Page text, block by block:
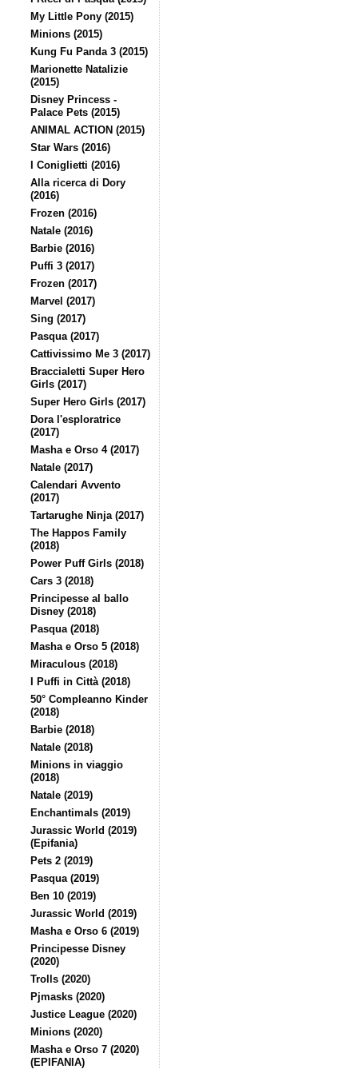
My Little Pony (2015)
Minions (2015)
Kung Fu Panda 3 (2015)
Marionette Natalizie
(2015)
Disney Princess -
Palace Pets (2015)
ANIMAL ACTION (2015)
Star Wars (2016)
I Coniglietti (2016)
Alla ricerca di Dory
(2016)
Frozen (2016)
Natale (2016)
Barbie (2016)
Puffi 3 (2017)
Frozen (2017)
Marvel (2017)
Sing (2017)
Pasqua (2017)
Cattivissimo Me 3 (2017)
Braccialetti Super Hero
Girls (2017)
Super Hero Girls (2017)
Dora l'esploratrice
(2017)
Masha e Orso 4 (2017)
Natale (2017)
Calendari Avvento
(2017)
Tartarughe Ninja (2017)
The Happos Family
(2018)
Power Puff Girls (2018)
Cars 3 (2018)
Principesse al ballo
Disney (2018)
Pasqua (2018)
Masha e Orso 5 (2018)
Miraculous (2018)
I Puffi in Città (2018)
50° Compleanno Kinder
(2018)
Barbie (2018)
Natale (2018)
Minions in viaggio
(2018)
Natale (2019)
Enchantimals (2019)
Jurassic World (2019)
(Epifania)
Pets 2 (2019)
Pasqua (2019)
Ben 10 (2019)
Jurassic World (2019)
Masha e Orso 6 (2019)
Principesse Disney
(2020)
Trolls (2020)
Pjmasks (2020)
Justice League (2020)
Minions (2020)
Masha e Orso 7 (2020)
(EPIFANIA)